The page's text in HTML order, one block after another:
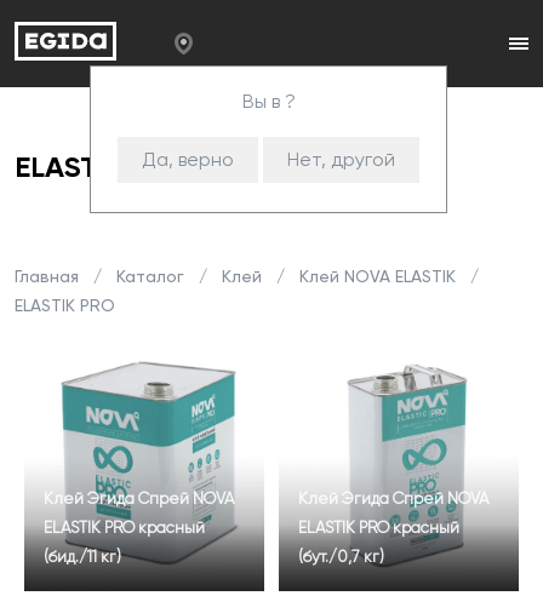
Вы в ?
Да, верно Нет, другой
ELASTIK PRO
Главная Каталог Клей
Клей NOVA ELASTIK
ELASTIK PRO
Клей Эгида Спрей NOVA
ELASTIK PRO красный
(бид./11 кг)
Клей Эгида Спрей NOVA
ELASTIK PRO красный
(бут./0,7 кг)